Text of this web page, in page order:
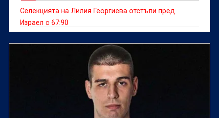
Селекцията на Лилия Георгиева отстъпи пред
Израел с 67:90